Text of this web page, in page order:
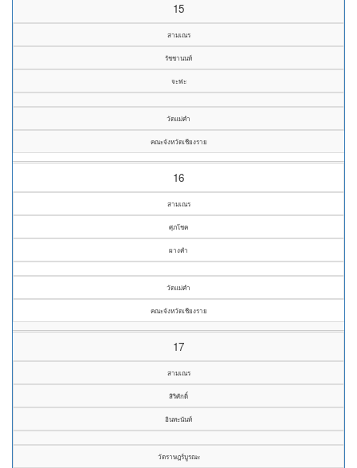
15
สามเณร
รัชชานนท์
จะฟะ
วัดแม่คำ
คณะจังหวัดเชียงราย
16
สามเณร
ศุภโชค
ผางคำ
วัดแม่คำ
คณะจังหวัดเชียงราย
17
สามเณร
สิริศักดิ์
อินทะนันท์
วัดราษฎร์บูรณะ